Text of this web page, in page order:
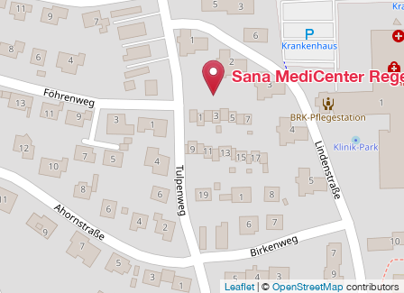
Sana MediCenter
Leaflet| © OpenStreetMap contributors